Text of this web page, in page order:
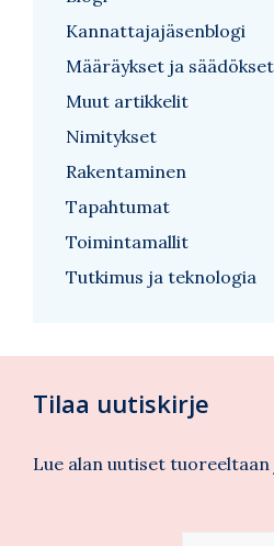
Kannattajajäsenblogi
Määräykset ja säädökset
Muut artikkelit
Nimitykset
Rakentaminen
Tapahtumat
Toimintamallit
Tutkimus ja teknologia
Tilaa uutiskirje
Lue alan uutiset tuoreeltaan